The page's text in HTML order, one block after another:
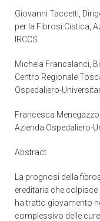
Giovanni Taccetti,
per la Fibrosi Cistica,
IRCCS
Michela Francalanci,
Centro Regionale
Ospedaliero-
Francesca
Azienda Ospedaliero-
Abstract
La prognosi della
ereditaria che colpisce
ha tratto giovamento
complessivo delle